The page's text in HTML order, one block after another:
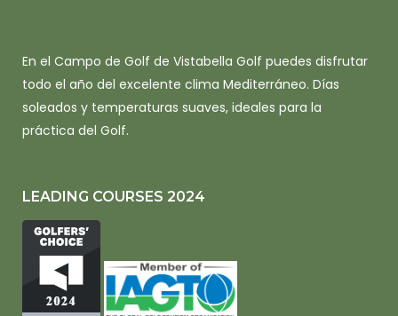
En el Campo de Golf de Vistabella Golf puedes disfrutar
todo el año del excelente clima Mediterráneo. Días
soleados y temperaturas suaves, ideales para la
práctica del Golf.
LEADING COURSES 2024